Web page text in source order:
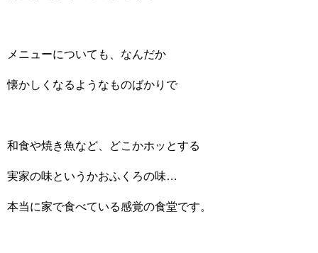
メニューについても、なんだか
懐かしくなるようなものばかりで
和食や焼き魚など、どこかホッとする
実家の味というかおふくろの味…
本当に家で食べている感覚の食堂です。